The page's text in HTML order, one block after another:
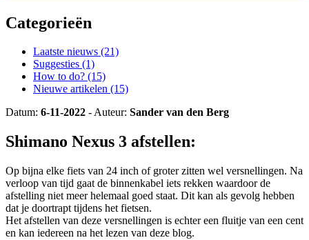
Categorieën
Laatste nieuws (21)
Suggesties (1)
How to do? (15)
Nieuwe artikelen (15)
Datum: 6-11-2022 - Auteur: Sander van den Berg
Shimano Nexus 3 afstellen:
Op bijna elke fiets van 24 inch of groter zitten wel versnellingen. Na
verloop van tijd gaat de binnenkabel iets rekken waardoor de
afstelling niet meer helemaal goed staat. Dit kan als gevolg hebben
dat je doortrapt tijdens het fietsen.
Het afstellen van deze versnellingen is echter een fluitje van een cent
en kan iedereen na het lezen van deze blog.